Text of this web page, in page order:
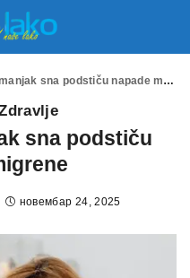
sna podstiču napade migrene
sna podstiču
новембар 24, 2025